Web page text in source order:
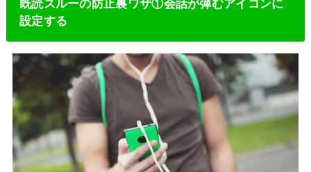
既読スルーの防止裏ワザ①会話が弾むアイコンに
設定する